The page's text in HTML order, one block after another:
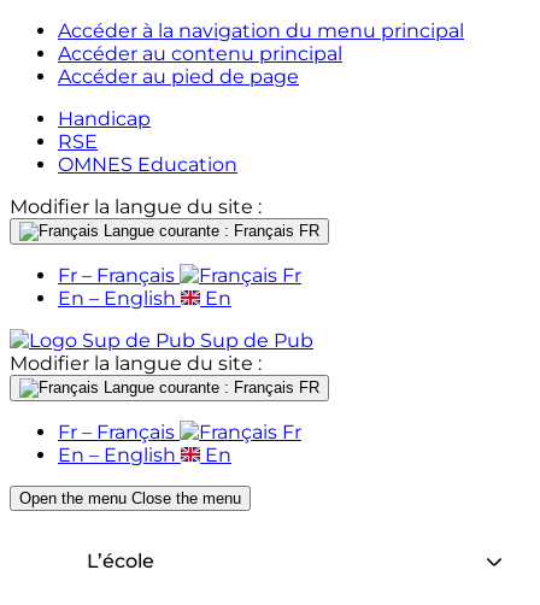
Accéder à la navigation du menu principal
Accéder au contenu principal
Accéder au pied de page
Handicap
RSE
OMNES Education
Modifier la langue du site :
Langue courante : Français FR
Fr – Français
Fr
En – English
En
Sup de Pub
Modifier la langue du site :
Langue courante : Français FR
Fr – Français
Fr
En – English
En
Open the menu Close the menu
L’école